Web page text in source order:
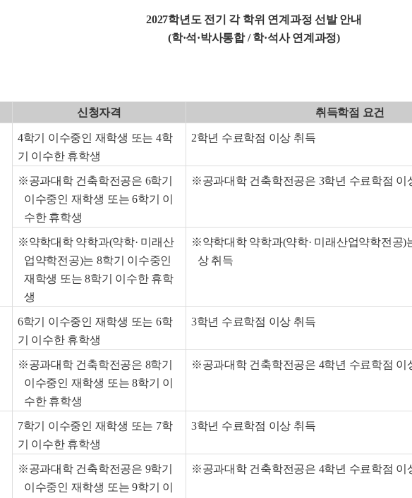
2027학년도 전기 각 학위 연계과정 선발 안내
(학·석·박사통합 / 학·석사 연계과정)
신청자격 취득학점 요건
4학기 이수중인 재학생 또는 4학
기 이수한 휴학생
2학년 수료학점 이상 취득
※공과대학 건축학전공은 6학기
이수중인 재학생 또는 6학기 이
수한 휴학생
※공과대학 건축학전공은 3학년 수료학점 이
※약학대학 약학과(약학· 미래산
업약학전공)는 8학기 이수중인
재학생 또는 8학기 이수한 휴학
생
※약학대학 약학과(약학· 미래산업약학전공)
상 취득
6학기 이수중인 재학생 또는 6학
기 이수한 휴학생
3학년 수료학점 이상 취득
※공과대학 건축학전공은 8학기
이수중인 재학생 또는 8학기 이
수한 휴학생
※공과대학 건축학전공은 4학년 수료학점 이
7학기 이수중인 재학생 또는 7학
기 이수한 휴학생
3학년 수료학점 이상 취득
※공과대학 건축학전공은 9학기
이수중인 재학생 또는 9학기 이
※공과대학 건축학전공은 4학년 수료학점 이